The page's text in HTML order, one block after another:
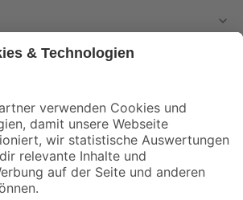
Angebote und Aktionen mehr verpassen!